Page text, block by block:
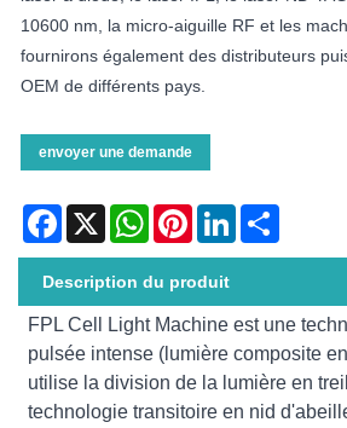
10600 nm, la micro-aiguille RF et les
fournirons également des distributeurs
OEM de différents pays.
envoyer une demande
Facebook
X WhatsAppPinterestLinkedIn
Description du produit
FPL Cell Light Machine est une
pulsée intense (lumière composite
utilise la division de la lumière en
technologie transitoire en nid